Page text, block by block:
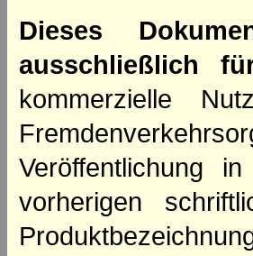
Dieses
ausschließlich
kommerzielle
Veröffentlichung
vorherigen